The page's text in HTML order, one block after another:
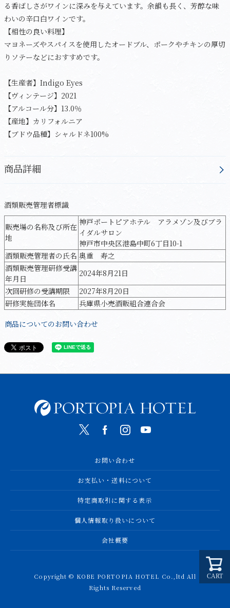
る香ばしさがワインに深みを与えています。余韻も長く、芳醇な味
わいの辛口白ワインです。
【相性の良い料理】
マヨネーズやスパイスを使用したオードブル、ポークやチキンの厚切
りソテーなどにおすすめです。
【生産者】Indigo Eyes
【ヴィンテージ】2021
【アルコール分】13.0％
【産地】カリフォルニア
【ブドウ品種】シャルドネ100%
商品詳細
酒類販売管理者標識
販売場の名称及び所在
地
神戸ポートピアホテル アラメゾン及びブラ
イダルサロン
神戸市中央区港島中町6丁目10-1
酒類販売管理者の氏名 奥重 寿之
酒類販売管理研修受講
年月日
2024年8月21日
次回研修の受講期限
2027年8月20日
研修実施団体名
兵庫県小売酒販組合連合会
商品についてのお問い合わせ
お問い合わせ
お支払い・送料について
特定商取引に関する表示
個人情報取り扱いについて
会社概要
Copyright © KOBE PORTOPIA HOTEL Co.,ltd All
Rights Reserved
CART